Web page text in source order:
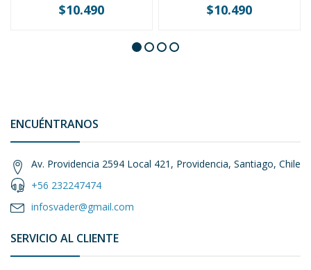
$10.490 $10.490
ENCUÉNTRANOS
Av. Providencia 2594 Local 421, Providencia, Santiago, Chile
+56 232247474
infosvader@gmail.com
SERVICIO AL CLIENTE